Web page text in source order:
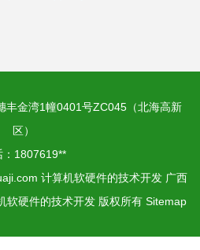
丰金湾1幢0401号ZC045（北海高新
区）
：1807619**
计算机软硬件的技术开发 广西
软硬件的技术开发 版权所有 Sitemap